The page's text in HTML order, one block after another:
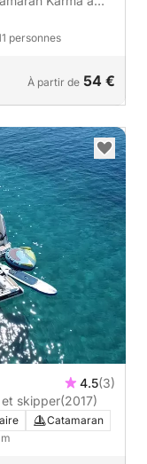
personnes
À partir de 54 €
4.5(3)
skipper(2017)
Catamaran
m